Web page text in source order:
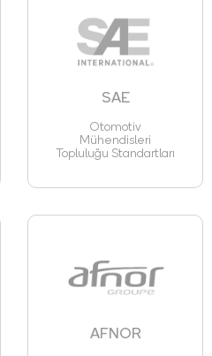
SAE
Otomotiv
Mühendisleri
Topluluğu Standartları
AFNOR